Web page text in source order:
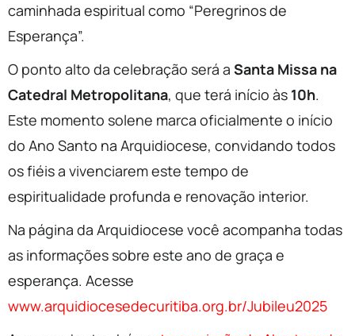
caminhada espiritual como “Peregrinos de
Esperança”.
O ponto alto da celebração será a Santa Missa na
Catedral Metropolitana, que terá início às 10h.
Este momento solene marca oficialmente o início
do Ano Santo na Arquidiocese, convidando todos
os fiéis a vivenciarem este tempo de
espiritualidade profunda e renovação interior.
Na página da Arquidiocese você acompanha todas
as informações sobre este ano de graça e
esperança. Acesse
www.arquidiocesedecuritiba.org.br/Jubileu2025